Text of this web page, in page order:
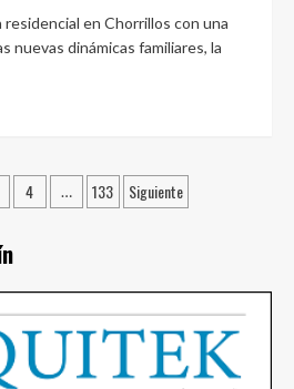
residencial en Chorrillos con una
nuevas dinámicas familiares, la
4 … 133 Siguiente